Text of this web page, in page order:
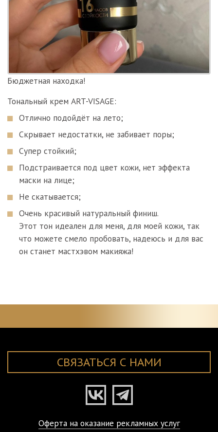
Бюджетная находка!
Тональный крем ART-VISAGE:
Отлично подойдёт на лето;
Скрывает недостатки, не забивает поры;
Супер стойкий;
Подстраивается под цвет кожи, нет эффекта
маски на лице;
Не скатывается;
Очень красивый натуральный финиш.
Этот тон идеален для меня, для моей кожи, так
что можете смело пробовать, надеюсь и для вас
он станет мастхэвом макияжа!
СВЯЗАТЬСЯ С НАМИ
Оферта на оказание рекламных услуг